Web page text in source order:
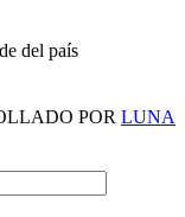
del país
POR LUNA